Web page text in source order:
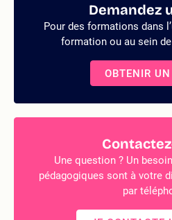
Demandez
Pour des formations dans
formation ou au sein
OBTENIR
Une question ? Un
pédagogiques sont à votre
par